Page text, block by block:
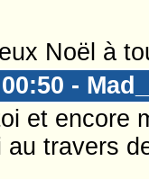
Noël à
-
et encore
au travers